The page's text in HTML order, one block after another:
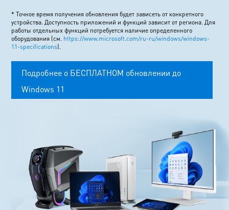
* Точное время получения обновления будет зависеть от конкретного
устройства. Доступность приложений и функций зависит от региона. Для
работы отдельных функций потребуется наличие определенного
оборудования (см. https://www.microsoft.com/ru-ru/windows/windows-
11-specifications).
Подробнее о БЕСПЛАТНОМ обновлении до
Windows 11